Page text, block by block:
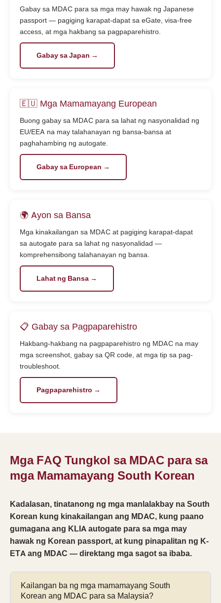
Gabay sa MDAC para sa mga may hawak ng Japanese
passport — pagiging karapat-dapat sa eGate, visa-free
access, at mga hakbang sa pagpaparehistro.
Gabay sa Japan →
🇪🇺 Mga Mamamayang European
Buong gabay sa MDAC para sa lahat ng nasyonalidad ng
EU/EEA na may talahanayan ng bansa-bansa at
paghahambing ng autogate.
Gabay sa European →
🌍 Ayon sa Bansa
Mga kinakailangan sa MDAC at pagiging karapat-dapat
sa autogate para sa lahat ng nasyonalidad —
komprehensibong talahanayan ng bansa.
Lahat ng Bansa →
📋 Gabay sa Pagpaparehistro
Hakbang-hakbang na pagpaparehistro ng MDAC na may
mga screenshot, gabay sa QR code, at mga tip sa pag-
troubleshoot.
Pagpaparehistro →
Mga FAQ Tungkol sa MDAC para sa
mga Mamamayang South Korean
Kadalasan, tinatanong ng mga manlalakbay na South
Korean kung kinakailangan ang MDAC, kung paano
gumagana ang KLIA autogate para sa mga may
hawak ng Korean passport, at kung pinapalitan ng K-
ETA ang MDAC — direktang mga sagot sa ibaba.
Kailangan ba ng mga mamamayang South
Korean ang MDAC para sa Malaysia?